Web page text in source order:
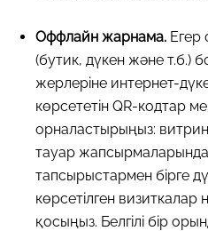
Оффлайн жарнама. Егер
(бутик, дүкен және т.б.)
жерлеріне интернет-
көрсететін QR-кодтар
орналастырыңыз:
тауар жапсырмаларында.
тапсырыстармен бірге
көрсетілген визиткалар
қосыңыз. Белгілі бір